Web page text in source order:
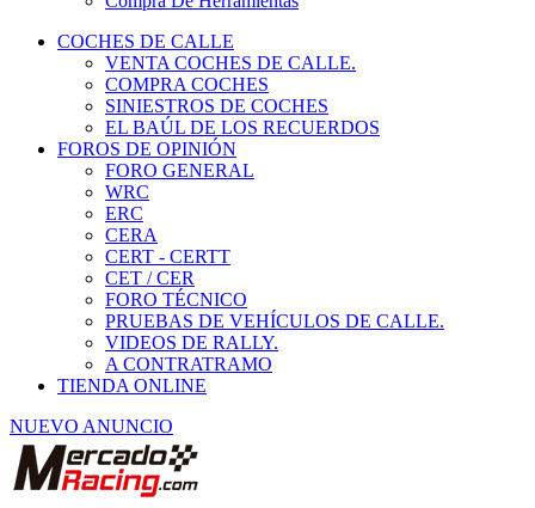
COCHES DE CALLE
VENTA COCHES DE CALLE.
COMPRA COCHES
SINIESTROS DE COCHES
EL BAÚL DE LOS RECUERDOS
FOROS DE OPINIÓN
FORO GENERAL
WRC
ERC
CERA
CERT - CERTT
CET / CER
FORO TÉCNICO
PRUEBAS DE VEHÍCULOS DE CALLE.
VIDEOS DE RALLY.
A CONTRATRAMO
TIENDA ONLINE
NUEVO ANUNCIO